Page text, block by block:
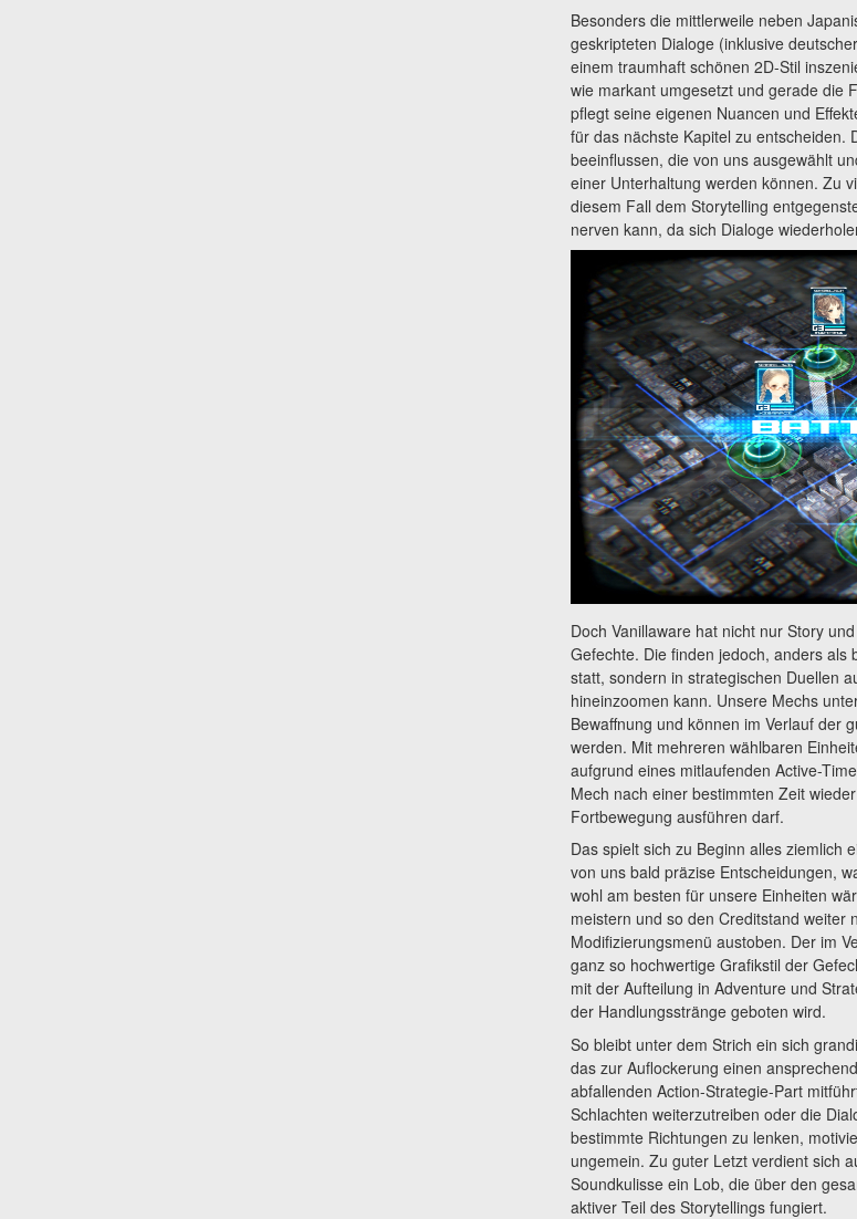
Besonders die mittlerweile neben
geskripteten Dialoge (inklusive
einem traumhaft schönen 2D-Stil
wie markant umgesetzt und gerade die
pflegt seine eigenen Nuancen und
für das nächste Kapitel zu entscheiden.
beeinflussen, die von uns ausgewählt
einer Unterhaltung werden können. Zu
diesem Fall dem Storytelling
nerven kann, da sich Dialoge
Doch Vanillaware hat nicht nur Story
Gefechte. Die finden jedoch, anders
statt, sondern in strategischen Duellen
hineinzoomen kann. Unsere Mechs
Bewaffnung und können im Verlauf der
werden. Mit mehreren wählbaren
aufgrund eines mitlaufenden Active-
Mech nach einer bestimmten Zeit
Fortbewegung ausführen darf.
Das spielt sich zu Beginn alles ziemlich
von uns bald präzise Entscheidungen,
wohl am besten für unsere Einheiten
meistern und so den Creditstand weiter
Modifizierungsmenü austoben. Der im
ganz so hochwertige Grafikstil der
mit der Aufteilung in Adventure und
der Handlungsstränge geboten wird.
So bleibt unter dem Strich ein sich
das zur Auflockerung einen
abfallenden Action-Strategie-Part
Schlachten weiterzutreiben oder die
bestimmte Richtungen zu lenken,
ungemein. Zu guter Letzt verdient sich
Soundkulisse ein Lob, die über den
aktiver Teil des Storytellings fungiert.